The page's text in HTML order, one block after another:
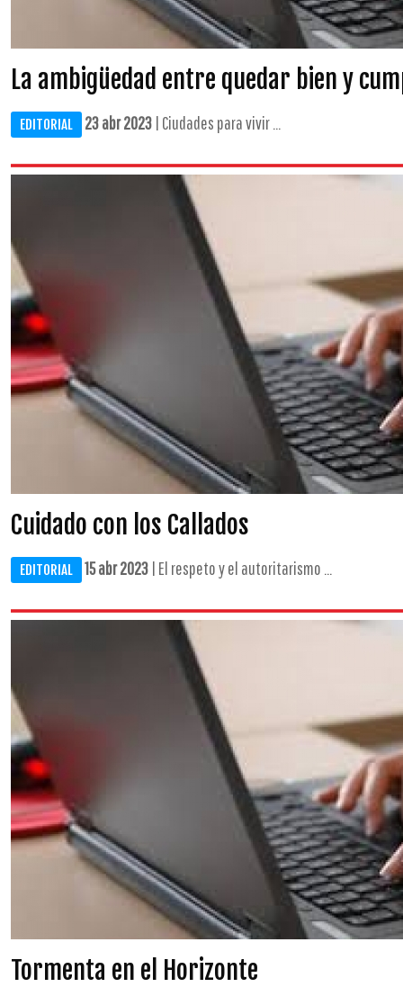
La ambigüedad entre quedar bien y
EDITORIAL 23 abr 2023 | Ciudades para vivir ...
Cuidado con los Callados
EDITORIAL 15 abr 2023 | El respeto y el autoritarismo ...
Tormenta en el Horizonte